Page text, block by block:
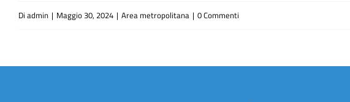
Di admin | Maggio 30, 2024 | Area metropolitana | 0 Commenti